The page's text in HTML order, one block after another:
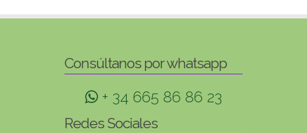
Consúltanos por whatsapp
+ 34 665 86 86 23
Redes Sociales